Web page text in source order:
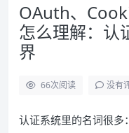
OAuth、
怎么理解：认
界
66次阅读 没有
认证系统里的名词很多